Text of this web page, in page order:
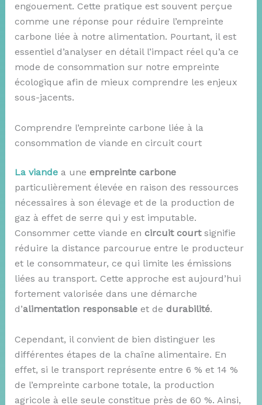
engouement. Cette pratique est souvent perçue
comme une réponse pour réduire l’empreinte
carbone liée à notre alimentation. Pourtant, il est
essentiel d’analyser en détail l’impact réel qu’a ce
mode de consommation sur notre empreinte
écologique afin de mieux comprendre les enjeux
sous-jacents.
Comprendre l’empreinte carbone liée à la
consommation de viande en circuit court
La viandea une empreinte carbone
particulièrement élevée en raison des ressources
nécessaires à son élevage et de la production de
gaz à effet de serre qui y est imputable.
Consommer cette viande en circuit courtsignifie
réduire la distance parcourue entre le producteur
et le consommateur, ce qui limite les émissions
liées au transport. Cette approche est aujourd’hui
fortement valorisée dans une démarche
d’alimentation responsableet de durabilité.
Cependant, il convient de bien distinguer les
différentes étapes de la chaîne alimentaire. En
effet, si le transport représente entre 6 % et 14 %
de l’empreinte carbone totale, la production
agricole à elle seule constitue près de 60 %. Ainsi,